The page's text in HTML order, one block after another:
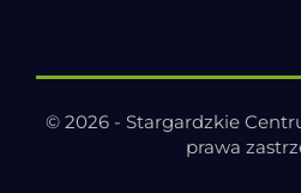
© 2026 - Stargardzkie
prawa